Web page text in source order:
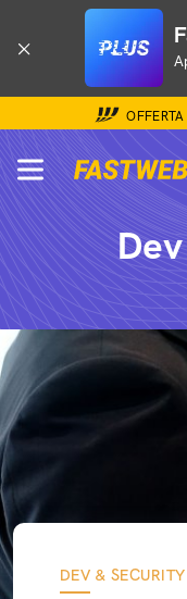
DEV & SECURITY